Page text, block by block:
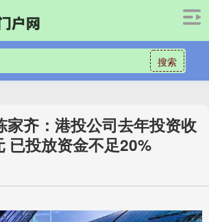
搜索
家齐：港投公司去年投资收
已投放资金不足20%